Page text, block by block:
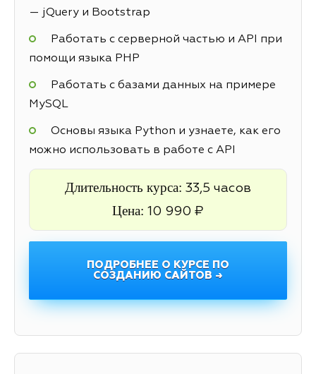
— jQuery и Bootstrap
Работать с серверной частью и API при
помощи языка PHP
Работать с базами данных на примере
MySQL
Основы языка Python и узнаете, как его
можно использовать в работе с API
Длительность курса: 33,5 часов
Цена: 10 990 ₽
ПОДРОБНЕЕ О КУРСЕ ПО
СОЗДАНИЮ САЙТОВ →